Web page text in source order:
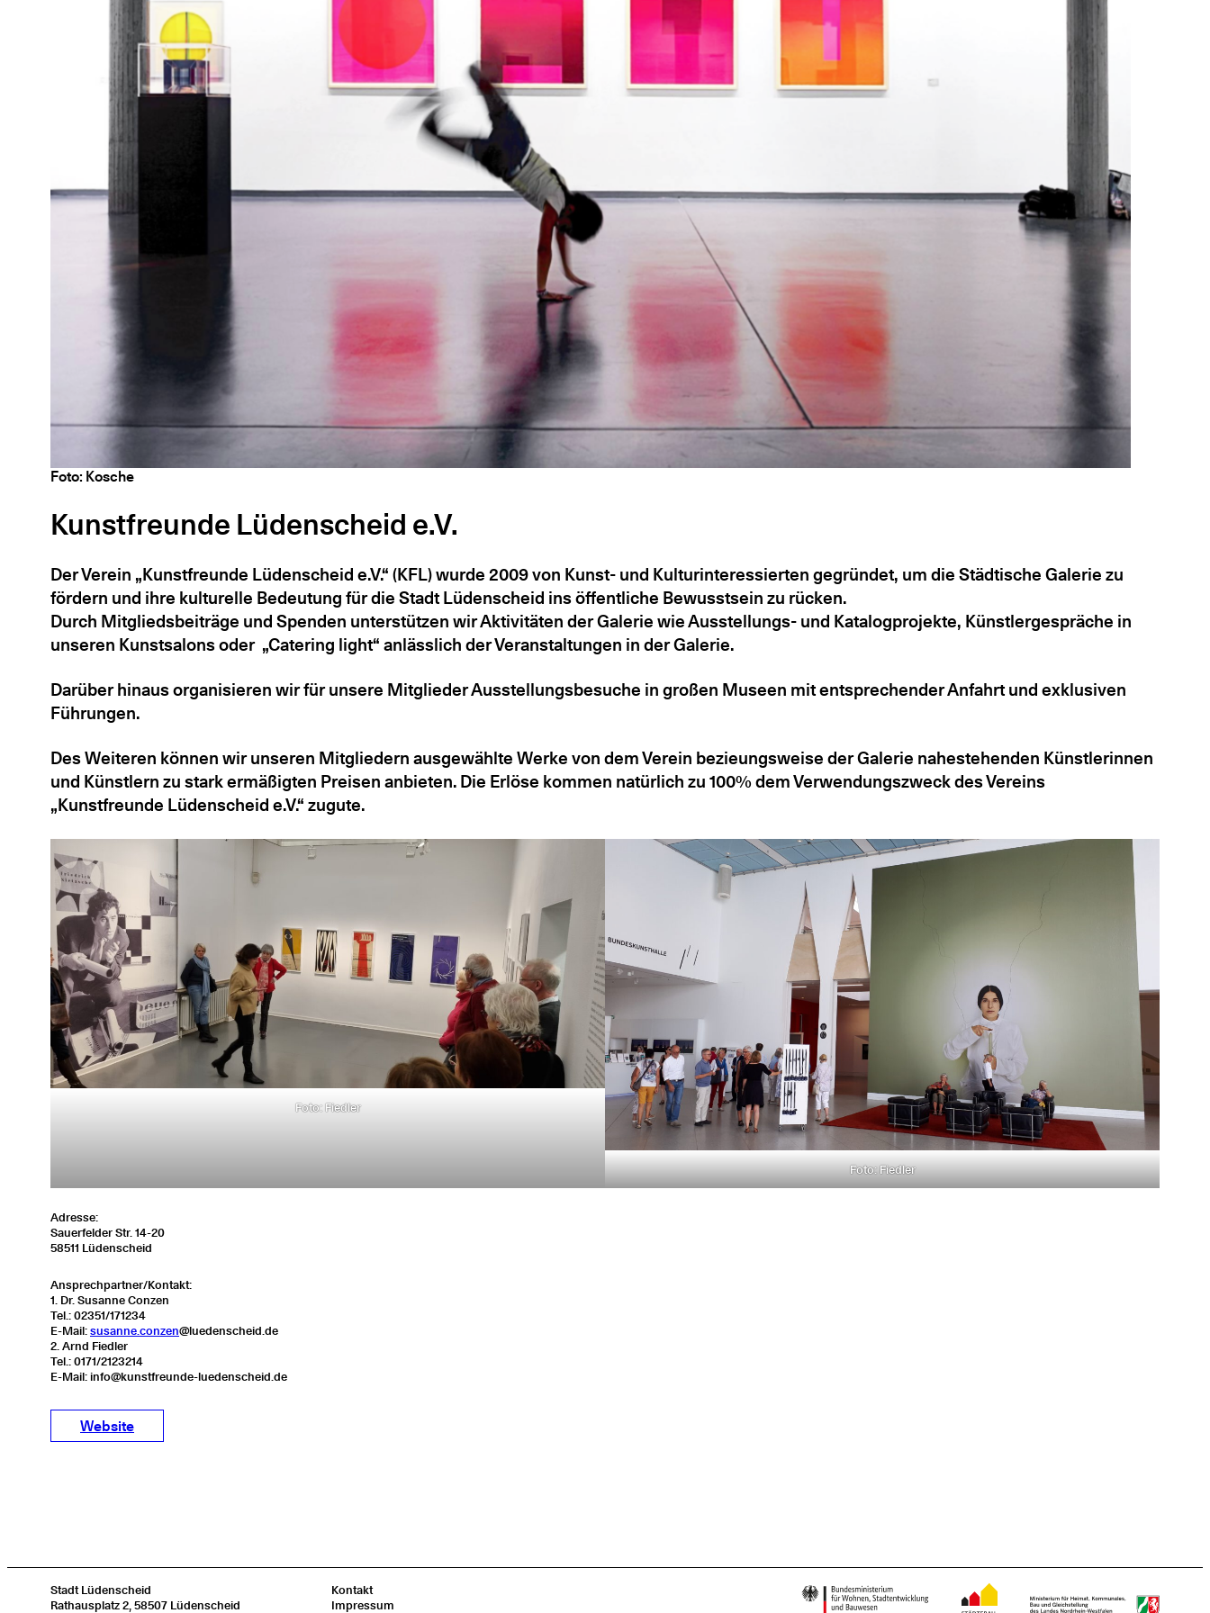
Foto: Kosche
Kunstfreunde Lüdenscheid e.V.
Der Verein „Kunstfreunde Lüdenscheid e.V.“ (KFL) wurde 2009 von Kunst- und Kulturinteressierten gegründet, um die Städtische Galerie zu
fördern und ihre kulturelle Bedeutung für die Stadt Lüdenscheid ins öffentliche Bewusstsein zu rücken.
Durch Mitgliedsbeiträge und Spenden unterstützen wir Aktivitäten der Galerie wie Ausstellungs- und Katalogprojekte, Künstlergespräche in
unseren Kunstsalons oder „Catering light“ anlässlich der Veranstaltungen in der Galerie.
Darüber hinaus organisieren wir für unsere Mitglieder Ausstellungsbesuche in großen Museen mit entsprechender Anfahrt und exklusiven
Führungen.
Des Weiteren können wir unseren Mitgliedern ausgewählte Werke von dem Verein bezieungsweise der Galerie nahestehenden Künstlerinnen
und Künstlern zu stark ermäßigten Preisen anbieten. Die Erlöse kommen natürlich zu 100% dem Verwendungszweck des Vereins
„Kunstfreunde Lüdenscheid e.V.“ zugute.
Foto: Fiedler
Foto: Fiedler
Adresse:
Sauerfelder Str. 14-20
58511 Lüdenscheid
Ansprechpartner/Kontakt:
1. Dr. Susanne Conzen
Tel.: 02351/171234
E-Mail: susanne.conzen@luedenscheid.de
2. Arnd Fiedler
Tel.: 0171/2123214
E-Mail: info@kunstfreunde-luedenscheid.de
Website
Stadt Lüdenscheid
Rathausplatz 2, 58507 Lüdenscheid
Kontakt
Impressum